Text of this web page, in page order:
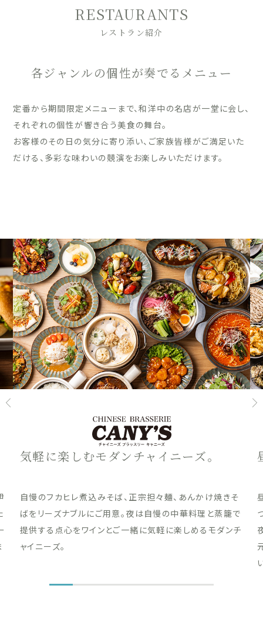
RESTAURANTS
レストラン紹介
各ジャンルの個性が奏でるメニュー
定番から期間限定メニューまで、和洋中の名店が一堂に会し、
それぞれの個性が響き合う美食の舞台。
お客様のその日の気分に寄り添い、ご家族皆様がご満足いた
だける、多彩な味わいの競演をお楽しみいただけます。
気軽に楽しむモダンチャイニーズ。
自慢のフカヒレ煮込みそば、正宗担々麺、あんかけ焼きそ
ばをリーズナブルにご用意。夜は自慢の中華料理と蒸籠で
提供する点心をワインとご一緒に気軽に楽しめるモダンチ
ャイニーズ。